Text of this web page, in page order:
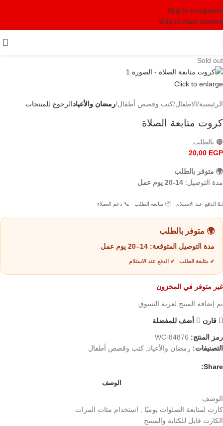
Skip to navigation
Skip to main content
Sold out
Click to enlarge
الرئيسية الاطفال كتب وقصص أطفال رمضان والأعيادالرجوع للمنتجات
كروت متابعة الصلاة
🟠 بالطلب
20,00 EGP
🌍 متوفر بالطلب
مدة التوصيل: 14-20 يوم عمل
💵 الدفع عند الاستلام · 📦 متابعة الطلب · 📞 دعم العملاء
🌍 متوفر بالطلب
مدة التوصيل المتوقعة: 14–20 يوم عمل
✔ متابعة الطلب ✔ الدفع عند الاستلام
غير متوفر في المخزون
تم إضافة المنتج لعربة التسوق
قارن أضف للمفضلة
رمز المنتج: WC-84876
التصنيفات: رمضان والأعياد, كتب وقصص أطفال
Share:
الوصف
الوصف
كارت لمتابعة الصلوات يوميًا , استخدام مئات المرات
الكارت قابل للكتابة والمسح